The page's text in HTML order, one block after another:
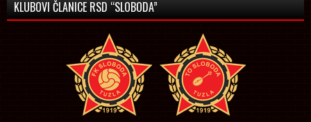
KLUBOVI ČLANICE RSD “SLOBODA”